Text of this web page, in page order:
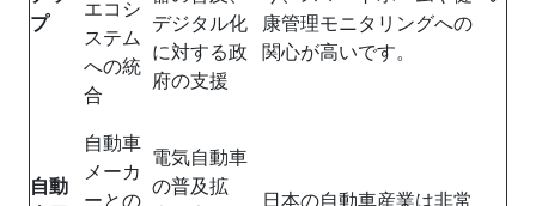
プ
エコシ
ステム
への統
合
デジタル化
に対する政
府の支援
康管理モニタリングへの
関心が高いです。
自動
自動車
メーカ
ーとの
電気自動車
の普及拡
日本の自動車産業は非常